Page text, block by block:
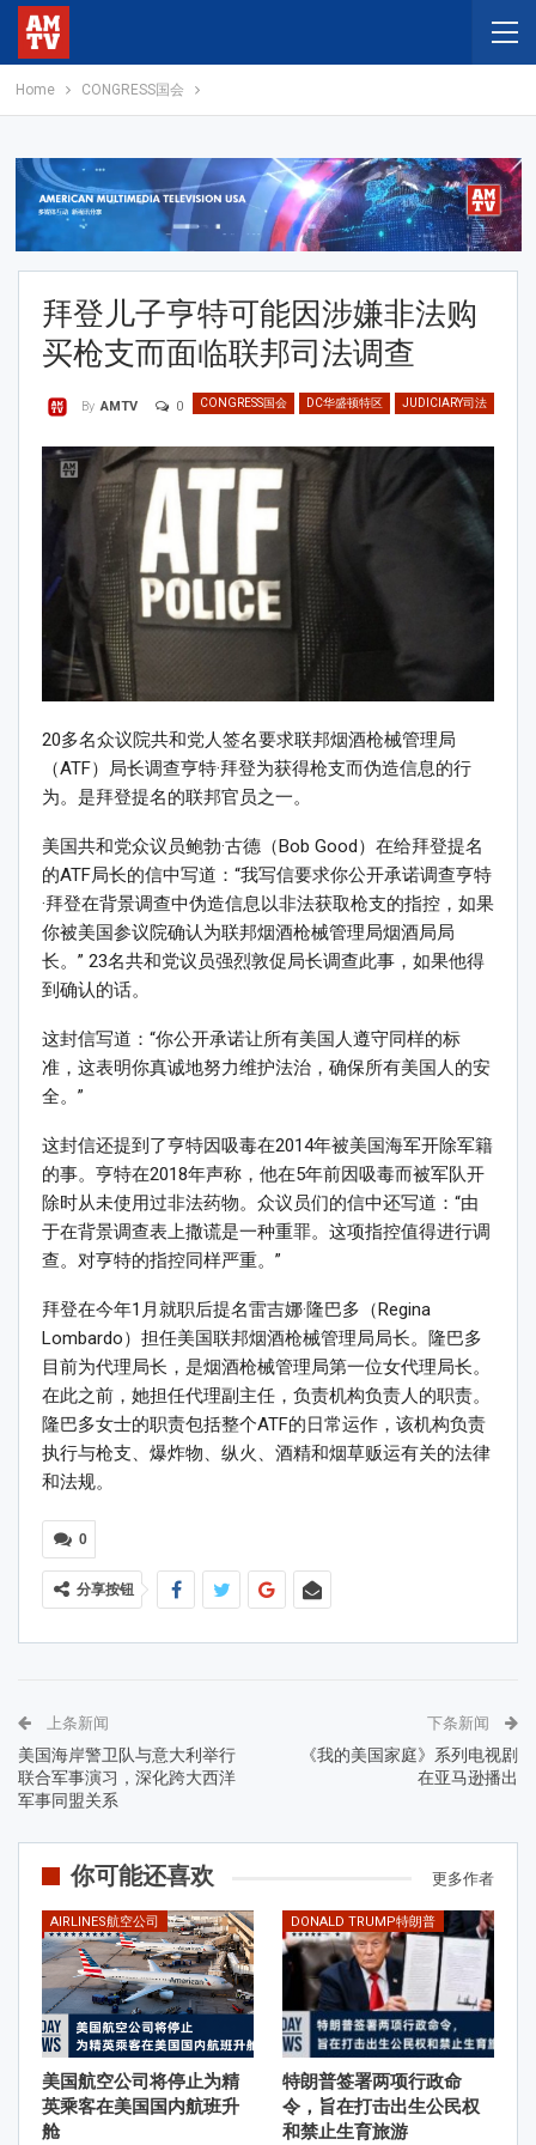
Home CONGRESS国会
拜登儿子亨特可能因涉嫌非法购
买枪支而面临联邦司法调查
CONGRESS国会 DC华盛顿特区 JUDICIARY司法
By AMTV 0
20多名众议院共和党人签名要求联邦烟酒枪械管理局
（ATF）局长调查亨特·拜登为获得枪支而伪造信息的行
为。是拜登提名的联邦官员之一。
美国共和党众议员鲍勃·古德（Bob Good）在给拜登提名
的ATF局长的信中写道：“我写信要求你公开承诺调查亨特
·拜登在背景调查中伪造信息以非法获取枪支的指控，如果
你被美国参议院确认为联邦烟酒枪械管理局烟酒局局
长。” 23名共和党议员强烈敦促局长调查此事，如果他得
到确认的话。
这封信写道：“你公开承诺让所有美国人遵守同样的标
准，这表明你真诚地努力维护法治，确保所有美国人的安
全。”
这封信还提到了亨特因吸毒在2014年被美国海军开除军籍
的事。亨特在2018年声称，他在5年前因吸毒而被军队开
除时从未使用过非法药物。众议员们的信中还写道：“由
于在背景调查表上撒谎是一种重罪。这项指控值得进行调
查。对亨特的指控同样严重。”
拜登在今年1月就职后提名雷吉娜·隆巴多（Regina
Lombardo）担任美国联邦烟酒枪械管理局局长。隆巴多
目前为代理局长，是烟酒枪械管理局第一位女代理局长。
在此之前，她担任代理副主任，负责机构负责人的职责。
隆巴多女士的职责包括整个ATF的日常运作，该机构负责
执行与枪支、爆炸物、纵火、酒精和烟草贩运有关的法律
和法规。
0
分享按钮
上条新闻
美国海岸警卫队与意大利举行
联合军事演习，深化跨大西洋
军事同盟关系
下条新闻
《我的美国家庭》系列电视剧
在亚马逊播出
你可能还喜欢 更多作者
AIRLINES航空公司
美国航空公司将停止为精
英乘客在美国国内航班升
舱
DONALD TRUMP特朗普
特朗普签署两项行政命
令，旨在打击出生公民权
和禁止生育旅游